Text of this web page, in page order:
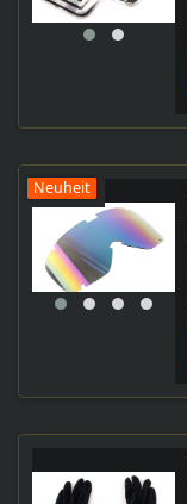
Neuheit